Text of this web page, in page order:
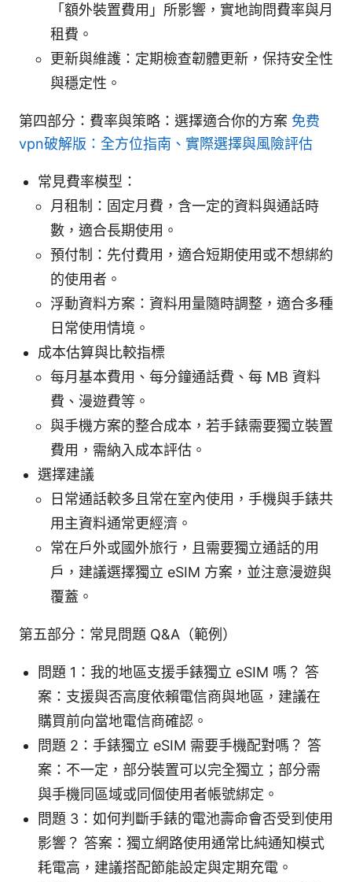
「額外裝置費用」所影響，實地詢問費率與月
租費。
更新與維護：定期檢查韌體更新，保持安全性
與穩定性。
第四部分：費率與策略：選擇適合你的方案 免费
vpn破解版：全方位指南、實際選擇與風險評估
常見費率模型：
月租制：固定月費，含一定的資料與通話時
數，適合長期使用。
預付制：先付費用，適合短期使用或不想綁約
的使用者。
浮動資料方案：資料用量隨時調整，適合多種
日常使用情境。
成本估算與比較指標
每月基本費用、每分鐘通話費、每 MB 資料
費、漫遊費等。
與手機方案的整合成本，若手錶需要獨立裝置
費用，需納入成本評估。
選擇建議
日常通話較多且常在室內使用，手機與手錶共
用主資料通常更經濟。
常在戶外或國外旅行，且需要獨立通話的用
戶，建議選擇獨立 eSIM 方案，並注意漫遊與
覆蓋。
第五部分：常見問題 Q&A（範例）
問題 1：我的地區支援手錶獨立 eSIM 嗎？ 答
案：支援與否高度依賴電信商與地區，建議在
購買前向當地電信商確認。
問題 2：手錶獨立 eSIM 需要手機配對嗎？ 答
案：不一定，部分裝置可以完全獨立；部分需
與手機同區域或同個使用者帳號綁定。
問題 3：如何判斷手錶的電池壽命會否受到使用
影響？ 答案：獨立網路使用通常比純通知模式
耗電高，建議搭配節能設定與定期充電。